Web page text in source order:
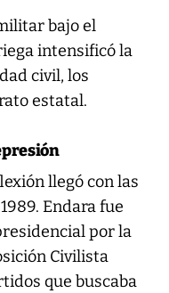
bajo el
intensificó la
civil, los
estatal.
llegó con las
Endara fue
por la
Civilista
que buscaba